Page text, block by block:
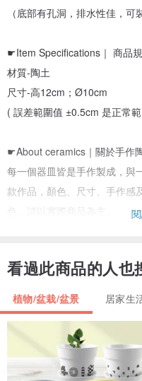
（底部有孔洞，排水性佳，可
☛Item Specifications｜ 商品
材質-陶土
尺寸-高12cm；Ø10cm
( 誤差範圍值 ±0.5cm 是正常
☛About ceramics｜關於手作
每一個器皿皆是手作製成，與
款作品，顏色、尺寸、手作感
色，請以實際商品為主。
片，長期使用及承裝茶或深色
避免留下深色痕跡於開片紋理中
請各位客人們購買前確認是否
看過此商品的人也
植物/盆栽/盆景 居家生